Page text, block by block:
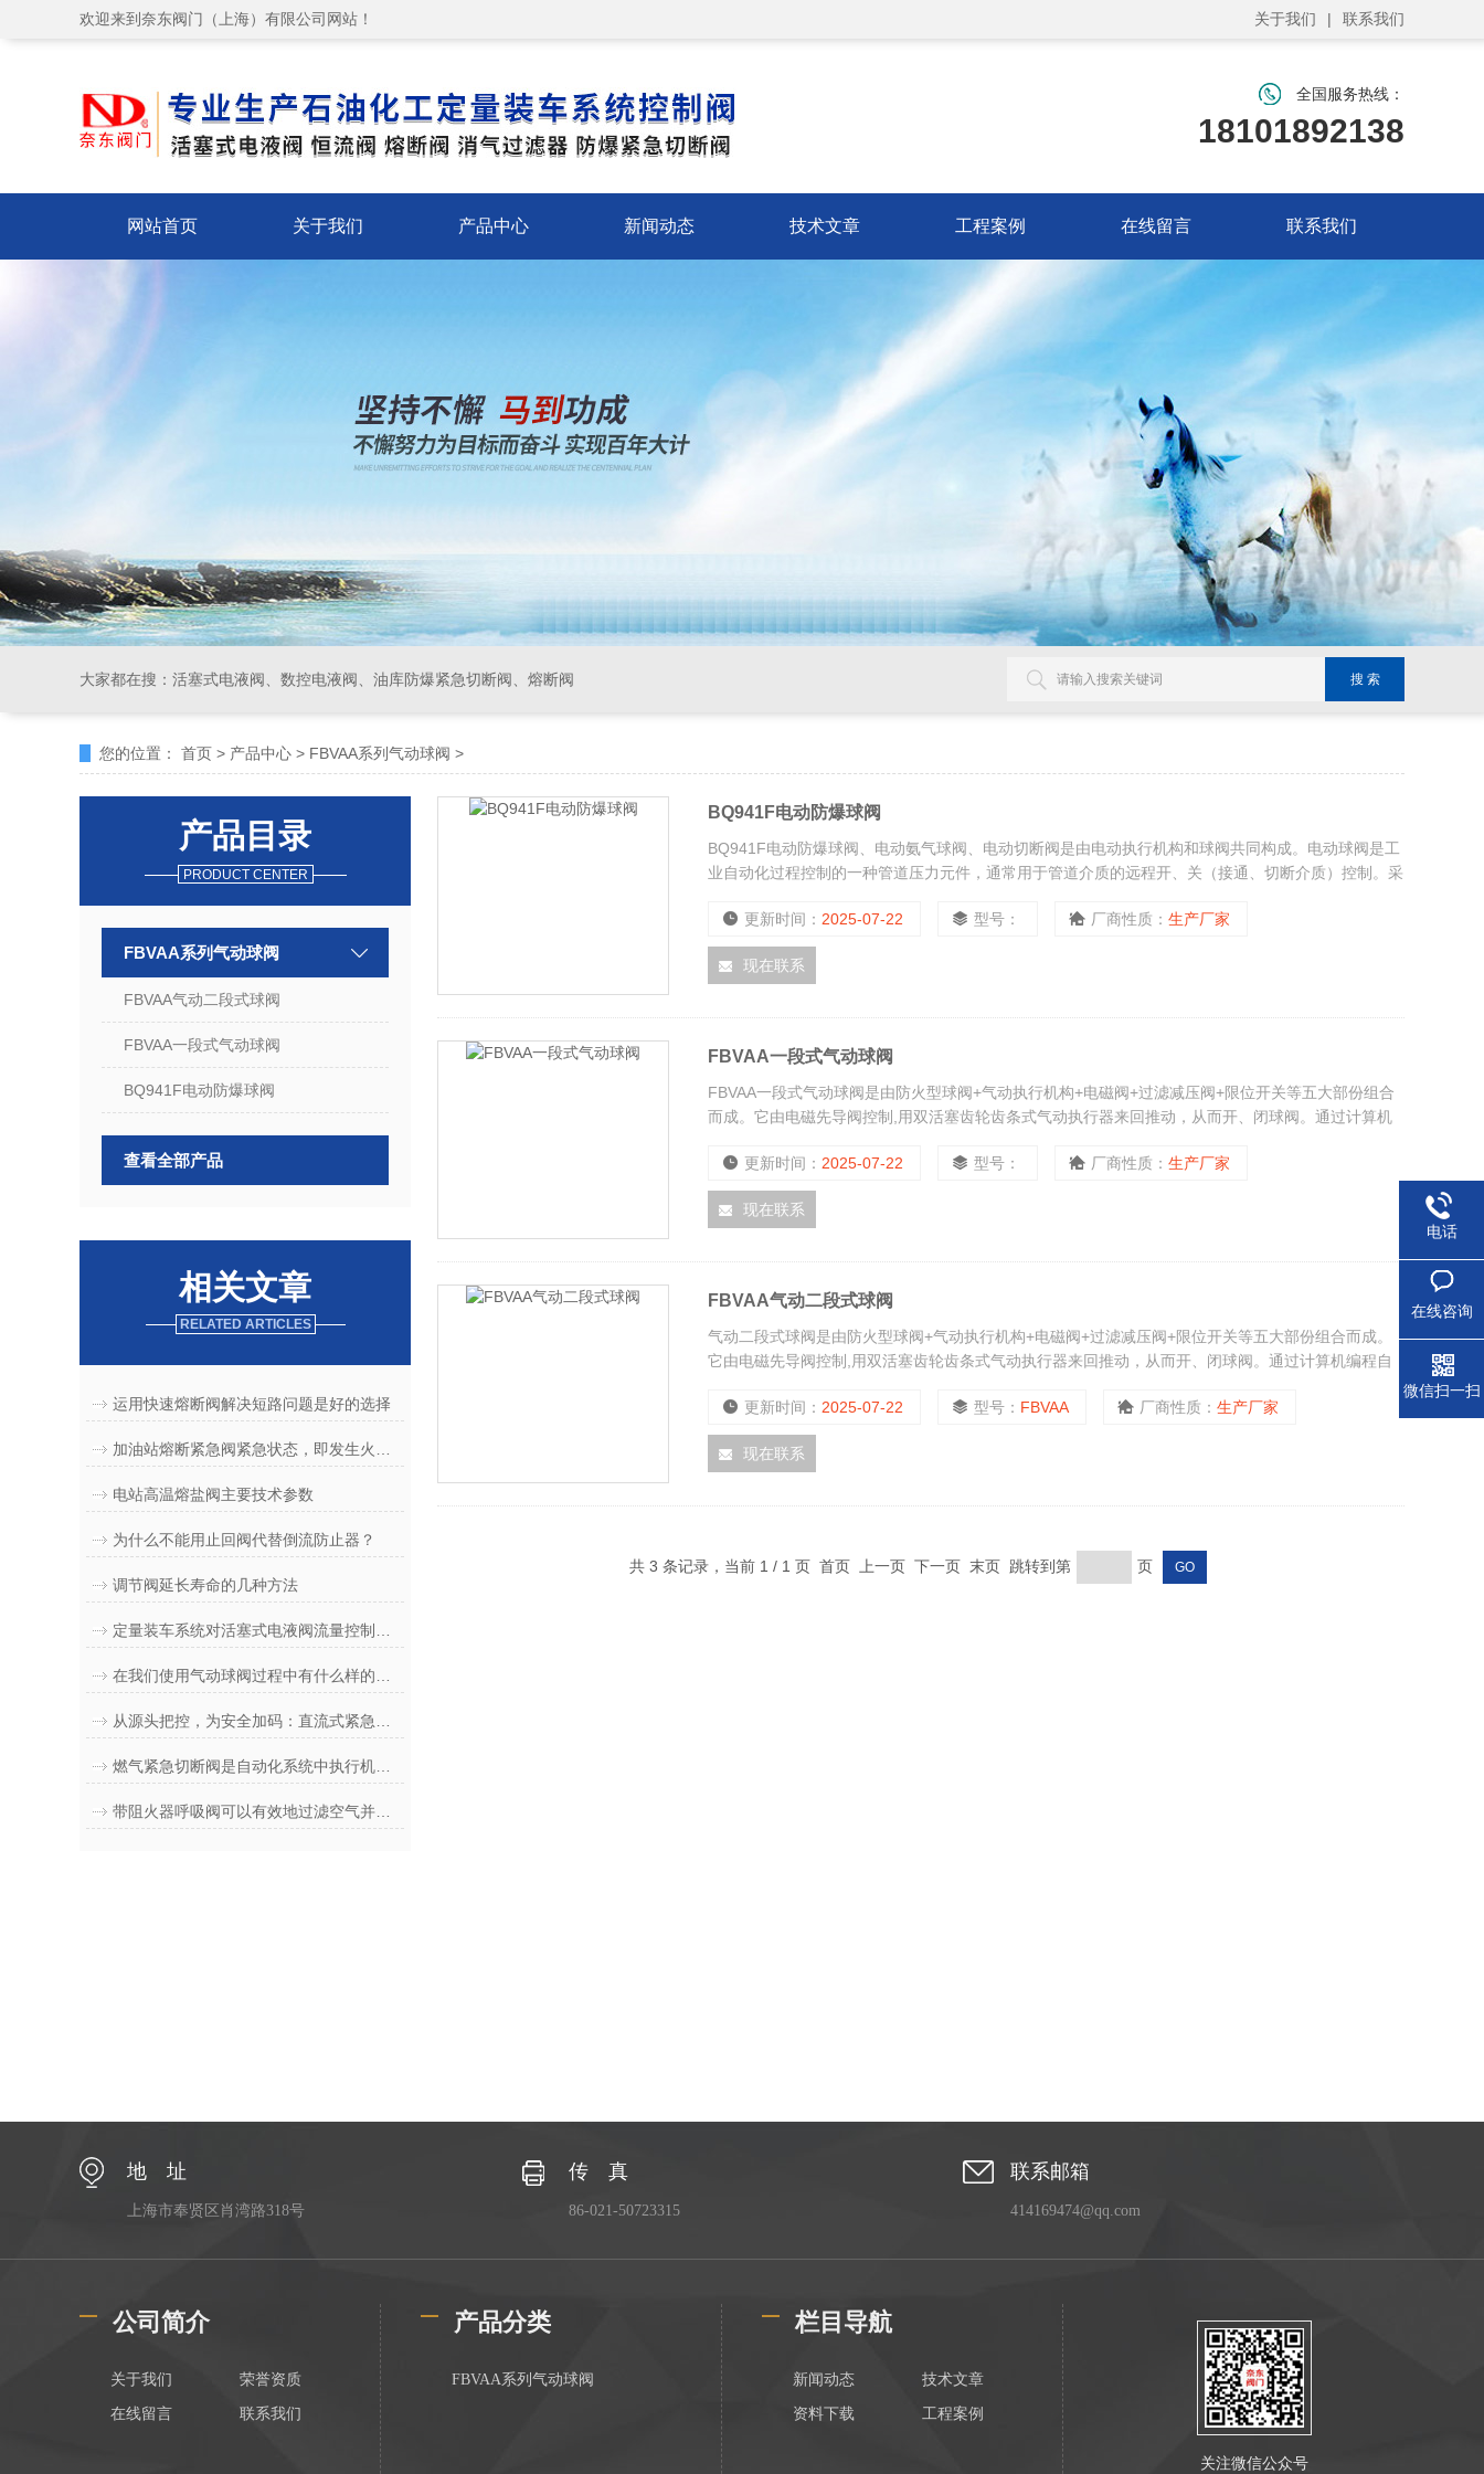
欢迎来到奈东阀门（上海）有限公司网站！ 关于我们 | 联系我们
全国服务热线：
18101892138
网站首页 关于我们 产品中心 新闻动态 技术文章 工程案例 在线留言 联系我们
大家都在搜： 活塞式电液阀、数控电液阀、油库防爆紧急切断阀、熔断阀
您的位置： 首页 > 产品中心 > FBVAA系列气动球阀 >
产品目录
PRODUCT CENTER
FBVAA系列气动球阀
FBVAA气动二段式球阀
FBVAA一段式气动球阀
BQ941F电动防爆球阀
查看全部产品
相关文章
RELATED ARTICLES
运用快速熔断阀解决短路问题是好的选择
电站高温熔盐阀主要技术参数
为什么不能用止回阀代替倒流防止器？
调节阀延长寿命的几种方法
BQ941F电动防爆球阀
BQ941F电动防爆球阀、电动氨气球阀、电动切断阀是由电动执行机构和球阀共同构成。电动球阀是工
业自动化过程控制的一种管道压力元件，通常用于管道介质的远程开、关（接通、切断介质）控制。采
简单、流通能力大等优点。
更新时间： 2025-07-22 型号： 厂商性质：生产厂家
现在联系
FBVAA一段式气动球阀
FBVAA一段式气动球阀是由防火型球阀+气动执行机构+电磁阀+过滤减压阀+限位开关等五大部份组合
而成。它由电磁先导阀控制,用双活塞齿轮齿条式气动执行器来回推动，从而开、闭球阀。通过计算机
活，维护方便。执行器与球阀、蝶阀、风机挡板等配套，广泛应用于石油、化工、电厂、钢铁、水处理
等行业。
更新时间： 2025-07-22 型号： 厂商性质：生产厂家
现在联系
FBVAA气动二段式球阀
气动二段式球阀是由防火型球阀+气动执行机构+电磁阀+过滤减压阀+限位开关等五大部份组合而成。
它由电磁先导阀控制,用双活塞齿轮齿条式气动执行器来回推动，从而开、闭球阀。通过计算机编程自
与介质接触部分分开联接。
更新时间： 2025-07-22 型号： FBVAA 厂商性质：生产厂家
现在联系
共 3 条记录，当前 1 / 1 页 首页 上一页 下一页 末页 跳转到第 页
地 址
上海市奉贤区肖湾路318号
传 真
86-021-50723315
联系邮箱
414169474@qq.com
公司简介
关于我们 荣誉资质
在线留言 联系我们
产品分类
FBVAA系列气动球阀
栏目导航
新闻动态 技术文章
资料下载 工程案例
关注微信公众号
电话
在线咨询
微信扫一扫